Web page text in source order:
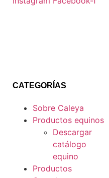
CATEGORÍAS
Sobre Caleya
Productos equinos
Descargar
catálogo
equino
Productos